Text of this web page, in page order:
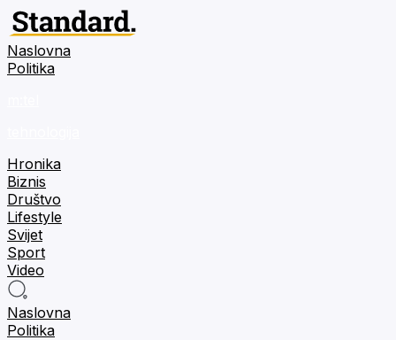
Naslovna
Politika
Hronika
Biznis
Društvo
Lifestyle
Svijet
Sport
Video
Naslovna
Politika